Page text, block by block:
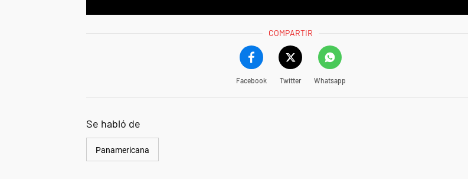
COMPARTIR
Facebook Twitter Whatsapp
Se habló de
Panamericana